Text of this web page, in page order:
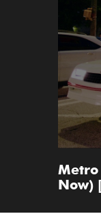
Metro
Now)